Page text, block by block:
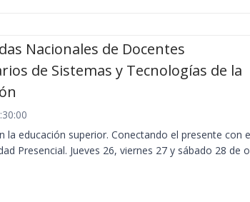
Nacionales de Docentes
de Sistemas y Tecnologías de la
la educación superior. Conectando el presente con
Presencial. Jueves 26, viernes 27 y sábado 28 de